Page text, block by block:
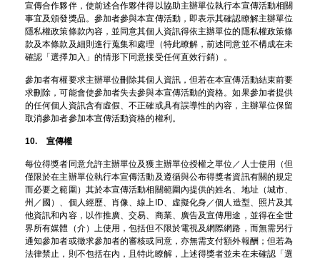
宣傳合作夥伴，使前述合作夥伴得以協助主辦單位執行本宣傳活動相關
事宜及頒發獎品。參加者參與本宣傳活動，即表示其確認瞭解主辦單位
隱私權政策條款內容，並同意其個人資訊得依主辦單位的隱私權政策條
款及本條款及細則進行蒐集和處理（特此瞭解，前述同意並不構成在未
確認「選擇加入」的情形下同意接受任何直效行銷）。
參加者有權要求主辦單位刪除其個人資訊，但若在本宣傳活動結束前要
求刪除，可能會使參加者失去參與本宣傳活動的資格。如果參加者提供
的任何個人資訊含有虛假、不正確或具有誤導性的內容，主辦單位保留
取消參加者參加本宣傳活動資格的權利。
10. 宣傳權
每位得獎者同意允許主辦單位及獲主辦單位授權之單位／人士使用（但
僅限於在主辦單位執行本宣傳活動及遵循與公布得獎者資訊有關的規定
而必要之範圍）其於本宣傳活動相關範圍內提供的姓名、地址（城市、
州／國）、個人經歷、肖像、線上ID、虛擬化身／個人造型、照片及其
他資訊和內容，以作推廣、交易、商業、廣告及宣傳用途，並得在全世
界所有媒體（介）上使用，包括但不限於電視及網際網路，而無需另行
通知參加者或徵求參加者的審核或同意，亦無需支付額外報酬；但若為
法律禁止，則不包括在內，且特此瞭解，上述得獎者並未在未確認「選